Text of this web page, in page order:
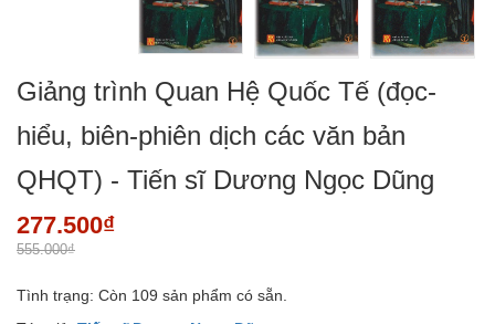
Giảng trình Quan Hệ Quốc Tế (đọc-
hiểu, biên-phiên dịch các văn bản
QHQT) - Tiến sĩ Dương Ngọc Dũng
277.500₫
555.000₫
Tình trạng: Còn 109 sản phẩm có sẵn.